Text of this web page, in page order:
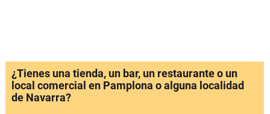
¿Tienes una tienda, un bar, un restaurante o un
local comercial en Pamplona o alguna localidad
de Navarra?